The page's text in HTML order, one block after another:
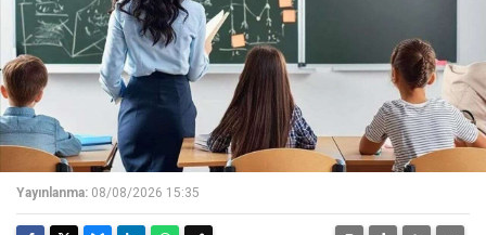
Yayınlanma: 08/08/2026 15:35